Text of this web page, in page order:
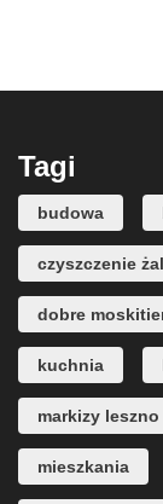
Tagi
budowa
czyszczenie
dobre
kuchnia
markizy leszno
mieszkania